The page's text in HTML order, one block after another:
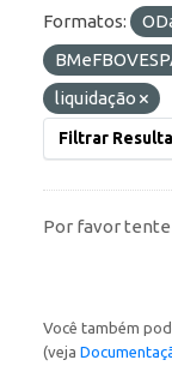
Formatos:
liquidação
Filtrar
Por favor tente
Você também
(veja